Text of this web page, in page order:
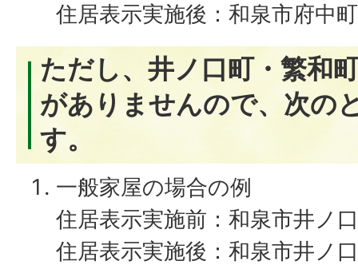
住居表示実施後：和泉市府中
ただし、井ノ口町・繁和
がありませんので、次の
す。
一般家屋の場合の例
住居表示実施前：和泉市井ノ
住居表示実施後：和泉市井ノ